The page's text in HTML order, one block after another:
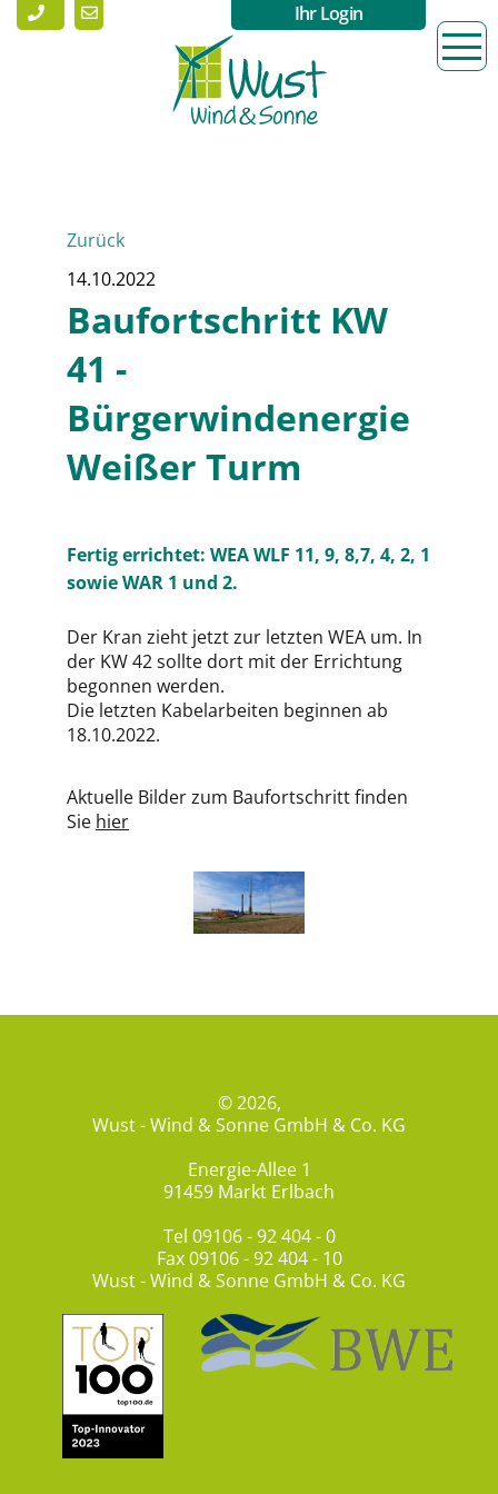
Ihr Login
Zurück
14.10.2022
Baufortschritt KW
41 -
Bürgerwindenergie
Weißer Turm
Fertig errichtet: WEA WLF 11, 9, 8,7, 4, 2, 1
sowie WAR 1 und 2.
Der Kran zieht jetzt zur letzten WEA um. In
der KW 42 sollte dort mit der Errichtung
begonnen werden.
Die letzten Kabelarbeiten beginnen ab
18.10.2022.
Aktuelle Bilder zum Baufortschritt finden
Sie hier
© 2026,
Wust - Wind & Sonne GmbH & Co. KG
Energie-Allee 1
91459 Markt Erlbach
Tel 09106 - 92 404 - 0
Fax 09106 - 92 404 - 10
Wust - Wind & Sonne GmbH & Co. KG